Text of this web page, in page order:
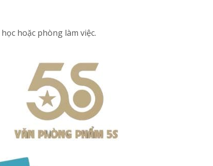
hoặc phòng làm việc.